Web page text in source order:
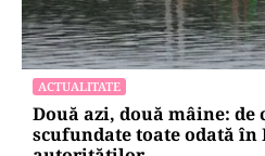
CULTURĂ
Dileme lingvistice:
„persoana care are
acelora dintre soți”.